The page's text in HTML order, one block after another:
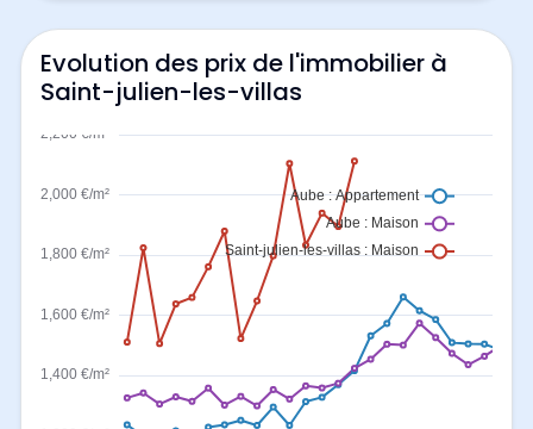
Evolution des prix de l'immobilier à
Saint-julien-les-villas